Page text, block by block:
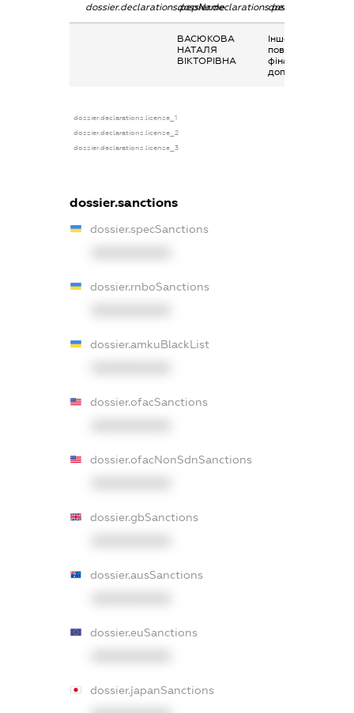
dossier.declarations.pepNamedossier.declarations.personName
ВАСЮКОВА
НАТАЛЯ
ВІКТОРІВНА
Інше, сума
поворотної
фінансової
допомоги
dossier.declarations.license_1
dossier.declarations.license_2
dossier.declarations.license_3
dossier.sanctions
dossier.specSanctions
dossier.rnboSanctions
dossier.amkuBlackList
dossier.ofacSanctions
dossier.ofacNonSdnSanctions
dossier.gbSanctions
dossier.ausSanctions
dossier.euSanctions
dossier.japanSanctions